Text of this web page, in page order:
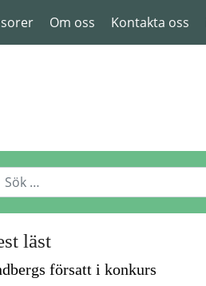
Om oss Kontakta oss
läst
försatt i konkurs